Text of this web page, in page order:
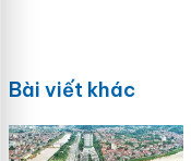
Bài viết khác